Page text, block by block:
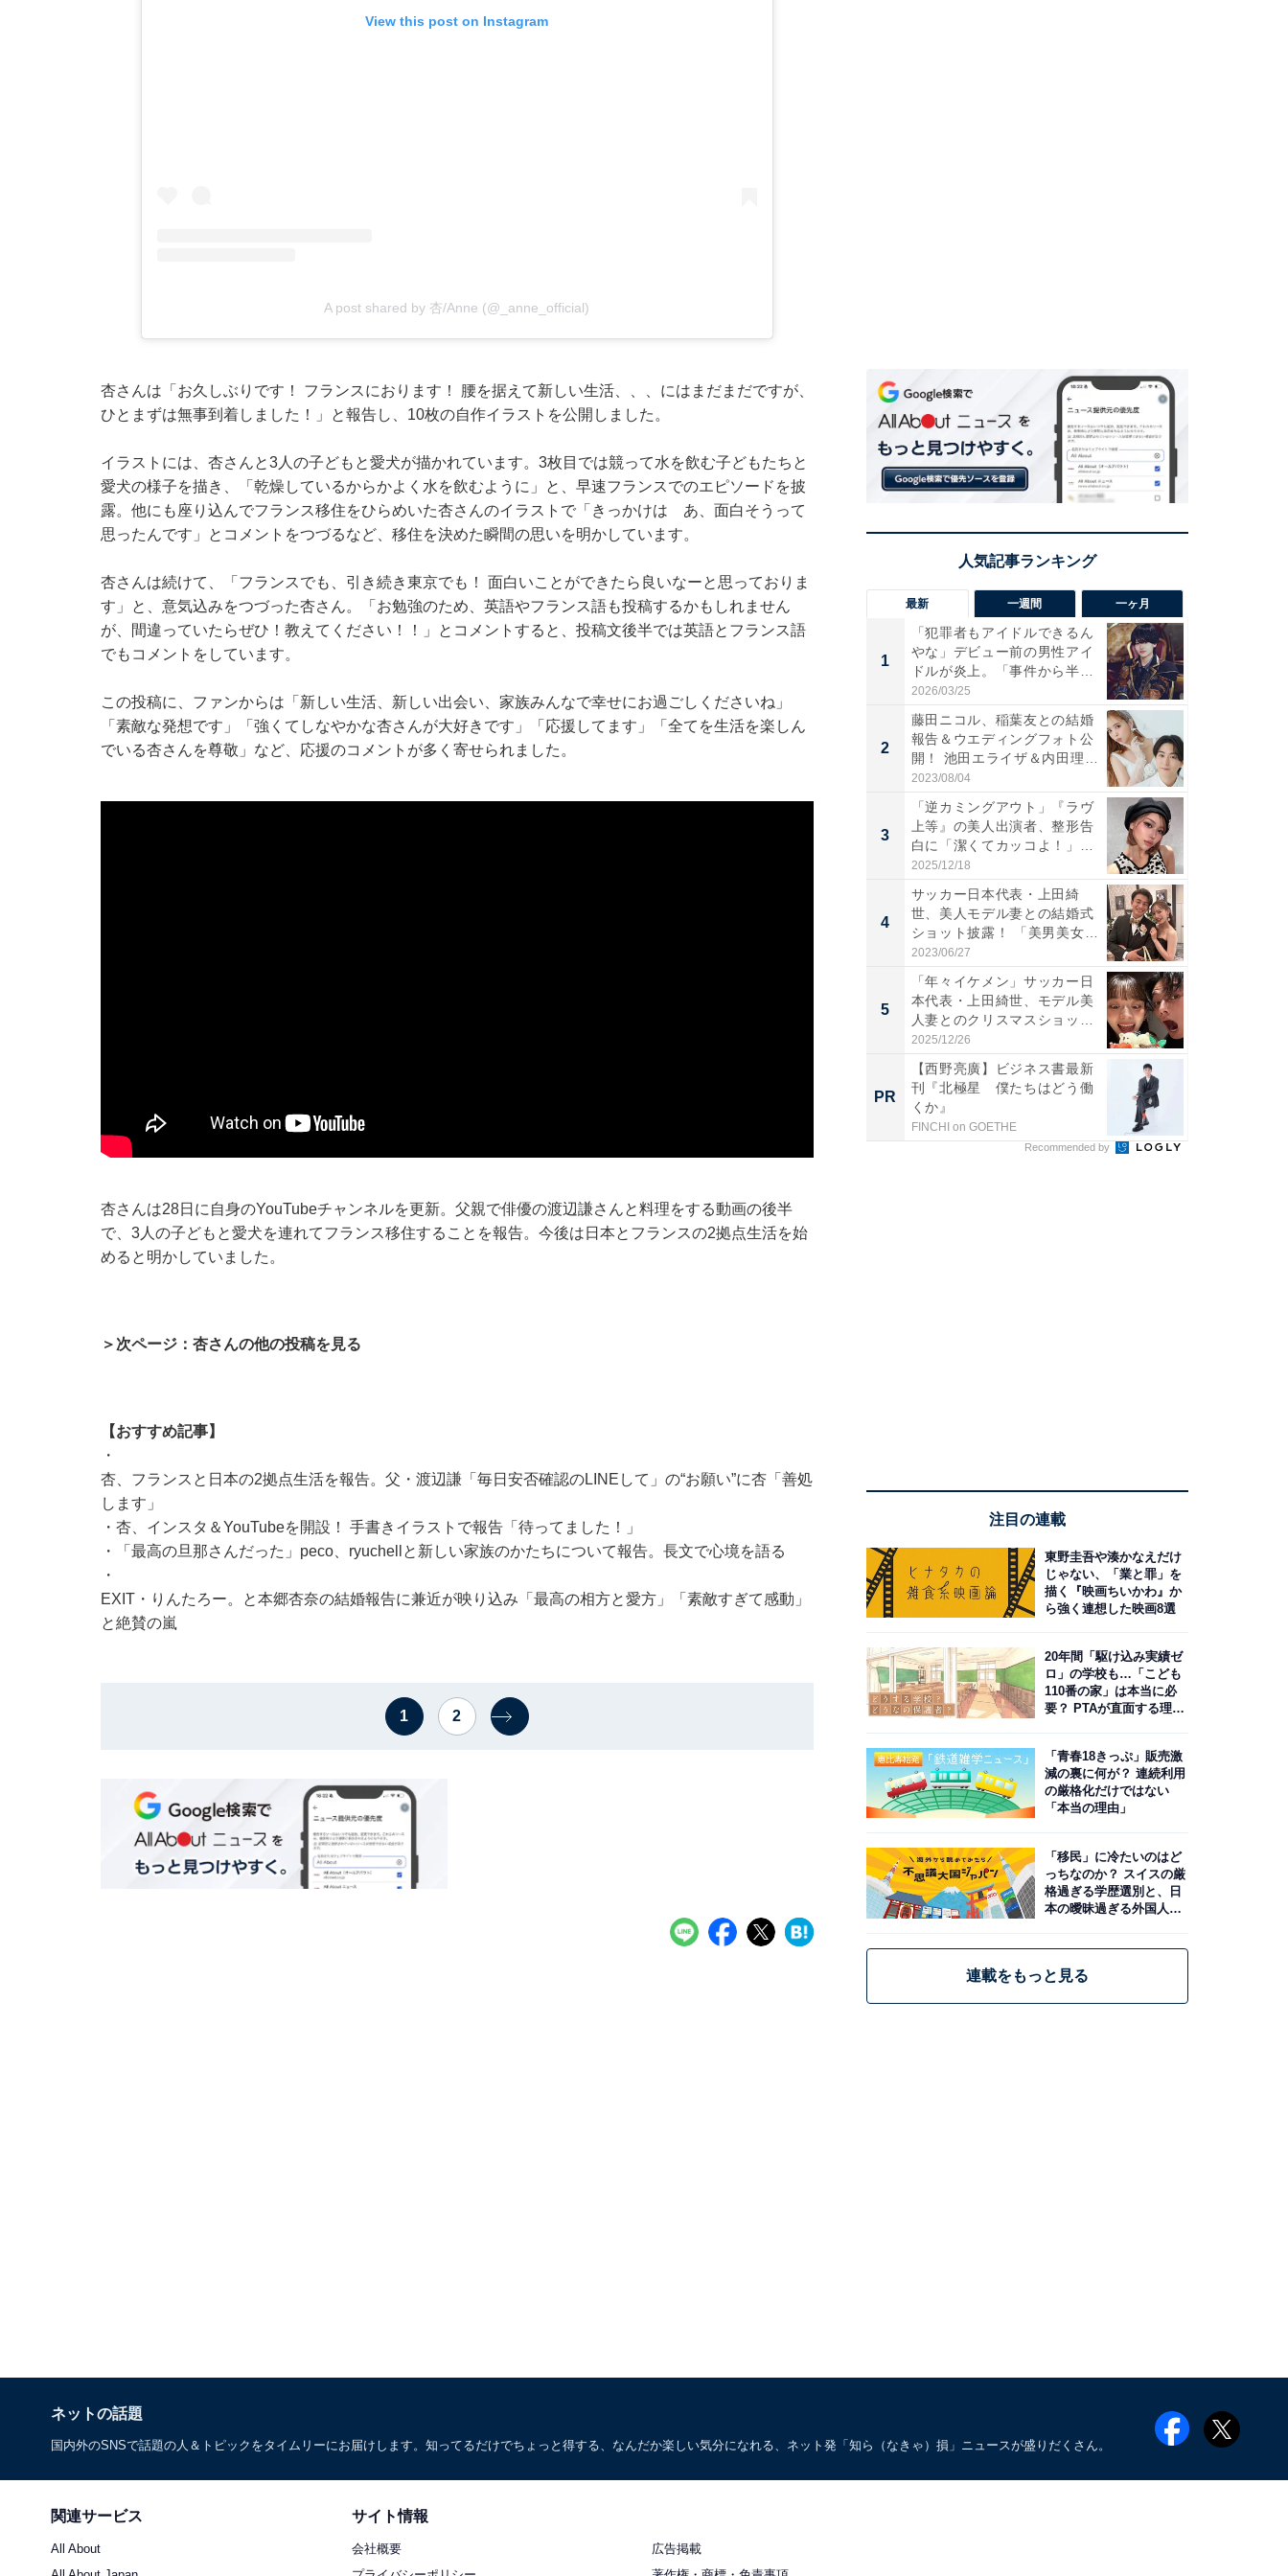
View this post on Instagram
A post shared by 杏/Anne (@_anne_official)
杏さんは「お久しぶりです！ フランスにおります！ 腰を据えて新しい生活、、、にはまだまだですが、
ひとまずは無事到着しました！」と報告し、10枚の自作イラストを公開しました。
イラストには、杏さんと3人の子どもと愛犬が描かれています。3枚目では競って水を飲む子どもたちと
愛犬の様子を描き、「乾燥しているからかよく水を飲むように」と、早速フランスでのエピソードを披
露。他にも座り込んでフランス移住をひらめいた杏さんのイラストで「きっかけは あ、面白そうって
思ったんです」とコメントをつづるなど、移住を決めた瞬間の思いを明かしています。
杏さんは続けて、「フランスでも、引き続き東京でも！ 面白いことができたら良いなーと思っておりま
す」と、意気込みをつづった杏さん。「お勉強のため、英語やフランス語も投稿するかもしれません
が、間違っていたらぜひ！教えてください！！」とコメントすると、投稿文後半では英語とフランス語
でもコメントをしています。
この投稿に、ファンからは「新しい生活、新しい出会い、家族みんなで幸せにお過ごしくださいね」
「素敵な発想です」「強くてしなやかな杏さんが大好きです」「応援してます」「全てを生活を楽しん
でいる杏さんを尊敬」など、応援のコメントが多く寄せられました。
杏さんは28日に自身のYouTubeチャンネルを更新。父親で俳優の渡辺謙さんと料理をする動画の後半
で、3人の子どもと愛犬を連れてフランス移住することを報告。今後は日本とフランスの2拠点生活を始
めると明かしていました。
＞次ページ：杏さんの他の投稿を見る
【おすすめ記事】
・
杏、フランスと日本の2拠点生活を報告。父・渡辺謙「毎日安否確認のLINEして」の“お願い”に杏「善処
します」
・ 杏、インスタ＆YouTubeを開設！ 手書きイラストで報告「待ってました！」
・
「最高の旦那さんだった」peco、ryuchellと新しい家族のかたちについて報告。長文で心境を語る
・
EXIT・りんたろー。と本郷杏奈の結婚報告に兼近が映り込み「最高の相方と愛方」「素敵すぎて感動」
と絶賛の嵐
1 2
最新 一週間 一ヶ月
1
「犯罪者もアイドルできるん
やな」デビュー前の男性アイ
ドルが炎上。「事件から半年
も...
2026/03/25
2
藤田ニコル、稲葉友との結婚
報告＆ウエディングフォト公
開！ 池田エライザ＆内田理
央...
2023/08/04
3
「逆カミングアウト」『ラヴ
上等』の美人出演者、整形告
白に「潔くてカッコよ！」
「好...
2025/12/18
4
サッカー日本代表・上田綺
世、美人モデル妻との結婚式
ショット披露！ 「美男美女」
「...
2023/06/27
5
「年々イケメン」サッカー日
本代表・上田綺世、モデル美
人妻とのクリスマスショット
に...
2025/12/26
PR
【西野亮廣】ビジネス書最新
刊『北極星 僕たちはどう働
くか』
FINCHI on GOETHE
Recommended by
注目の連載
東野圭吾や湊かなえだけ
じゃない、「業と罪」を
描く『映画ちいかわ』か
ら強く連想した映画8選
20年間「駆け込み実績ゼ
ロ」の学校も…「こども
110番の家」は本当に必
要？ PTAが直面する理想
「青春18きっぷ」販売激
減の裏に何が？ 連続利用
の厳格化だけではない
「本当の理由」
「移民」に冷たいのはど
っちなのか？ スイスの厳
格過ぎる学歴選別と、日
本の曖昧過ぎる外国人政
連載をもっと見る
ネットの話題
国内外のSNSで話題の人＆トピックをタイムリーにお届けします。知ってるだけでちょっと得する、なんだか楽しい気分になれる、ネット発「知ら（なきゃ）損」ニュースが盛りだくさん。
関連サービス
All About
サイト情報
会社概要
広告掲載